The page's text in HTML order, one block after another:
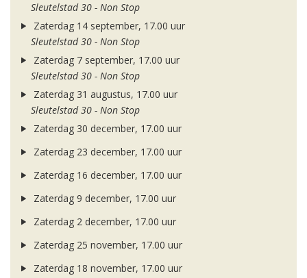
Sleutelstad 30 - Non Stop
Zaterdag 14 september, 17.00 uur
Sleutelstad 30 - Non Stop
Zaterdag 7 september, 17.00 uur
Sleutelstad 30 - Non Stop
Zaterdag 31 augustus, 17.00 uur
Sleutelstad 30 - Non Stop
Zaterdag 30 december, 17.00 uur
Zaterdag 23 december, 17.00 uur
Zaterdag 16 december, 17.00 uur
Zaterdag 9 december, 17.00 uur
Zaterdag 2 december, 17.00 uur
Zaterdag 25 november, 17.00 uur
Zaterdag 18 november, 17.00 uur